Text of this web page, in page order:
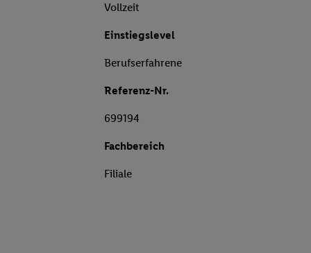
Vollzeit
Einstiegslevel
Berufserfahrene
Referenz-Nr.
699194
Fachbereich
Filiale